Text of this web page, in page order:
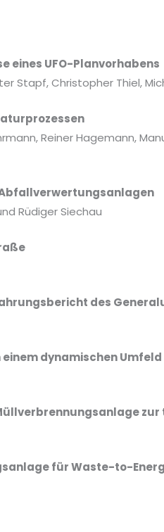
eines UFO-Planvorhabens
Stapf, Christopher Thiel,
Reiner Hagemann,
Abfallverwertungsanlagen
Rüdiger Siechau
des
dynamischen Umfeld
für Waste-to-